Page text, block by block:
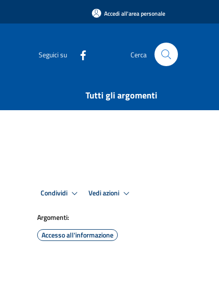
Accedi all'area personale
Seguici su Cerca
Tutti gli argomenti
Condividi Vedi azioni
Argomenti:
Accesso all'informazione